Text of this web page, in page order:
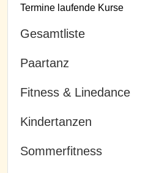
Termine laufende Kurse
Gesamtliste
Paartanz
Fitness & Linedance
Kindertanzen
Sommerfitness